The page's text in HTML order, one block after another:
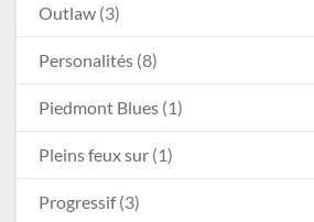
Outlaw (3)
Personalités (8)
Piedmont Blues (1)
Pleins feux sur (1)
Progressif(3)